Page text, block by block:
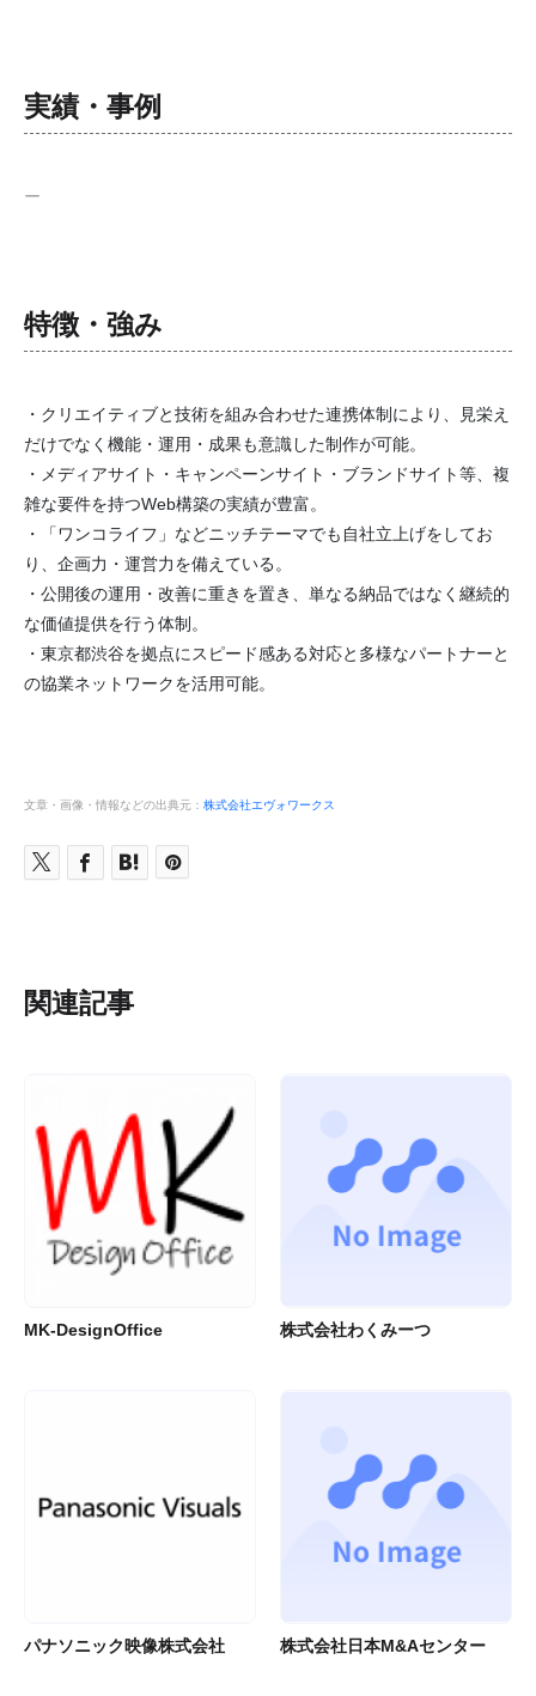
実績・事例
ー
特徴・強み
・クリエイティブと技術を組み合わせた連携体制により、見栄え
だけでなく機能・運用・成果も意識した制作が可能。
・メディアサイト・キャンペーンサイト・ブランドサイト等、複
雑な要件を持つWeb構築の実績が豊富。
・「ワンコライフ」などニッチテーマでも自社立上げをしてお
り、企画力・運営力を備えている。
・公開後の運用・改善に重きを置き、単なる納品ではなく継続的
な価値提供を行う体制。
・東京都渋谷を拠点にスピード感ある対応と多様なパートナーと
の協業ネットワークを活用可能。
文章・画像・情報などの出典元： 株式会社エヴォワークス
関連記事
MK-DesignOffice 株式会社わくみーつ
パナソニック映像株式会社 株式会社日本M&Aセンター